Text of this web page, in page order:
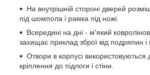
На внутрішній стороні дверей
під шомпола і рамка під ножі.
Всередині на дні - м'який
захищає приклад зброї від подряпин і
Отвори в корпусі використовуються
кріплення до підлоги і стіни.